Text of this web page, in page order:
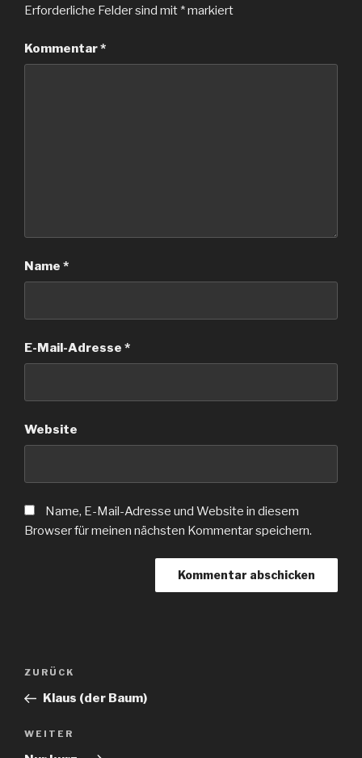
Erforderliche Felder sind mit *markiert
Kommentar*
Name *
E-Mail-Adresse *
Website
Name, E-Mail-Adresse und Website in diesem
Browser für meinen nächsten Kommentar speichern.
Beitragsnavigation
Vorheriger
Beitrag
ZURÜCK
Klaus (der Baum)
Nächster
Beitrag
WEITER